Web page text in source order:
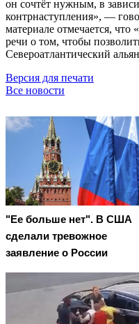
он сочтёт нужным, в
контрнаступления», —
материале отмечается,
речи о том, чтобы
Североатлантический
Версия для печати
Все новости
"Ее больше нет". В США
сделали тревожное
заявление о России